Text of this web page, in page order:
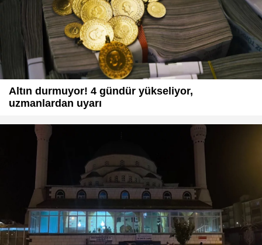
Altın durmuyor! 4 gündür yükseliyor,
uzmanlardan uyarı